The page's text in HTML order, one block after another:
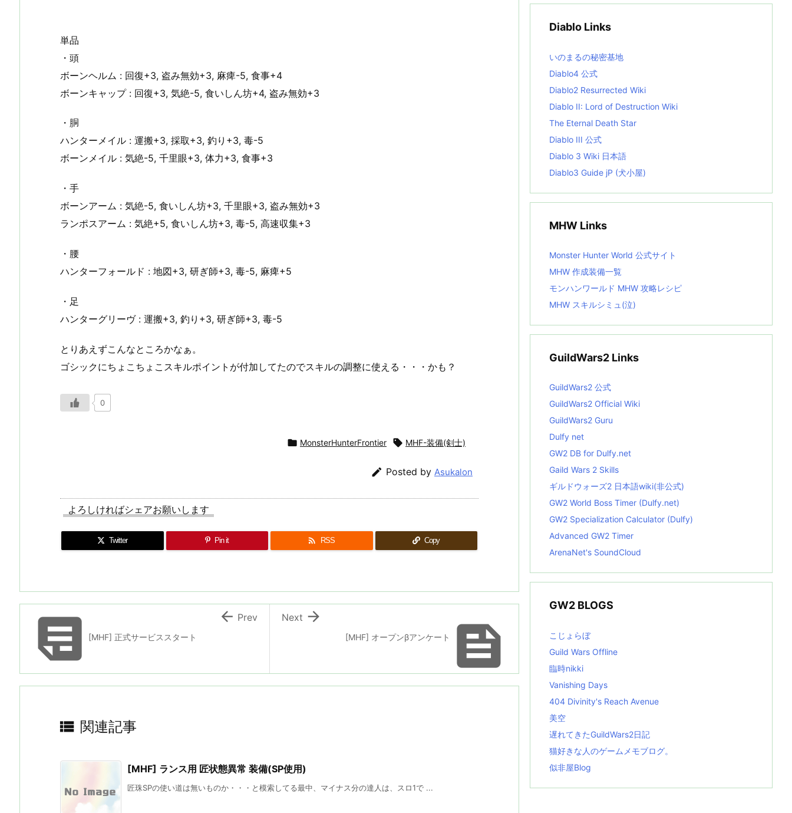
単品
・頭
ボーンヘルム : 回復+3, 盗み無効+3, 麻痺-5, 食事+4
ボーンキャップ : 回復+3, 気絶-5, 食いしん坊+4, 盗み無効+3
・胴
ハンターメイル : 運搬+3, 採取+3, 釣り+3, 毒-5
ボーンメイル : 気絶-5, 千里眼+3, 体力+3, 食事+3
・手
ボーンアーム : 気絶-5, 食いしん坊+3, 千里眼+3, 盗み無効+3
ランポスアーム : 気絶+5, 食いしん坊+3, 毒-5, 高速収集+3
・腰
ハンターフォールド : 地図+3, 研ぎ師+3, 毒-5, 麻痺+5
・足
ハンターグリーヴ : 運搬+3, 釣り+3, 研ぎ師+3, 毒-5
とりあえずこんなところかなぁ。
ゴシックにちょこちょこスキルポイントが付加してたのでスキルの調整に使える・・・かも？
0
 MonsterHunterFrontier  MHF-装備(剣士)
 Posted by Asukalon
よろしければシェアお願いします
Twitter Pin it  RSS Copy

[MHF] オープンβアンケート

Next
[MHF] 正式サービススタート
 Prev
 関連記事
[MHF] ランス用 匠状態異常 装備(SP使用)
匠珠SPの使い道は無いものか・・・と模索してる最中、マイナス分の達人は、スロ1で ...
e
i
s
t
Diablo Links
いのまるの秘密基地
Diablo4 公式
Diablo2 Resurrected Wiki
Diablo II: Lord of Destruction Wiki
The Eternal Death Star
Diablo III 公式
Diablo 3 Wiki 日本語
Diablo3 Guide jP (犬小屋)
MHW Links
Monster Hunter World 公式サイト
MHW 作成装備一覧
モンハンワールド MHW 攻略レシピ
MHW スキルシミュ(泣)
GuildWars2 Links
GuildWars2 公式
GuildWars2 Official Wiki
GuildWars2 Guru
Dulfy net
GW2 DB for Dulfy.net
Gaild Wars 2 Skills
ギルドウォーズ2 日本語wiki(非公式)
GW2 World Boss Timer (Dulfy.net)
GW2 Specialization Calculator (Dulfy)
Advanced GW2 Timer
ArenaNet's SoundCloud
GW2 BLOGS
こじょらぼ
Guild Wars Offline
臨時nikki
Vanishing Days
404 Divinity's Reach Avenue
美空
遅れてきたGuildWars2日記
猫好きな人のゲームメモブログ。
似非屋Blog